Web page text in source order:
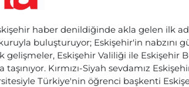
haber denildiğinde akla gelen ilk
buluşturuyor; Eskişehir'in nabzını
gelişmeler, Eskişehir Valiliği ile Eskişehir
Kırmızı-Siyah sevdamız
Türkiye'nin öğrenci başkenti